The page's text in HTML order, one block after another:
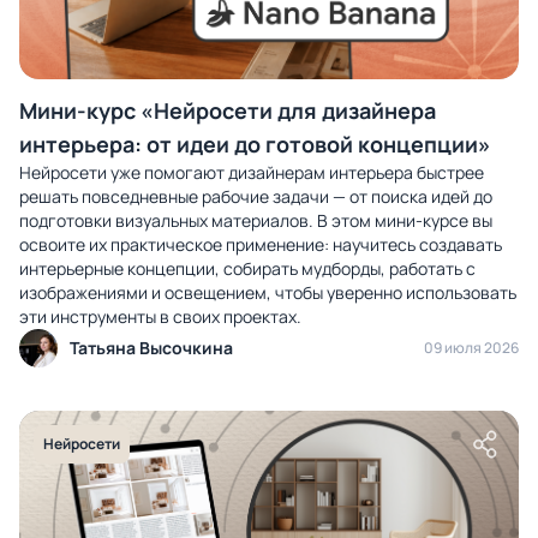
Мини-курс «Нейросети для дизайнера
интерьера: от идеи до готовой концепции»
Нейросети уже помогают дизайнерам интерьера быстрее
решать повседневные рабочие задачи — от поиска идей до
подготовки визуальных материалов. В этом мини-курсе вы
освоите их практическое применение: научитесь создавать
интерьерные концепции, собирать мудборды, работать с
изображениями и освещением, чтобы уверенно использовать
эти инструменты в своих проектах.
Татьяна Высочкина
09 июля 2026
Нейросети